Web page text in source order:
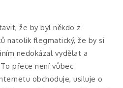
že by byl někdo z
natolik flegmatický, že by si
nedokázal vydělat a
přece není vůbec
obchoduje, usiluje o